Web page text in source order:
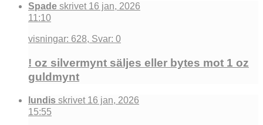
Spade skrivet 16 jan, 2026
11:10
visningar: 628, Svar: 0
! oz silvermynt säljes eller bytes mot 1 oz
guldmynt
lundis skrivet 16 jan, 2026
15:55